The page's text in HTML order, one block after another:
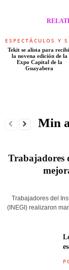
Tekit se alista para
la novena edición de la
Expo Capital de la
Guayabera
Min
Trabajadores
Trabajadores del
(INEGI) realizaron